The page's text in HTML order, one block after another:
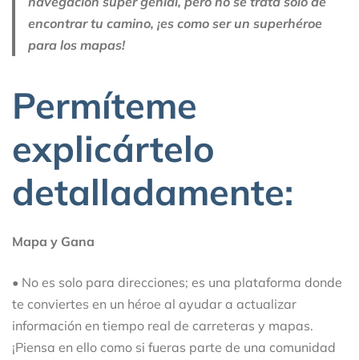
encontrar tu camino, ¡es como ser un superhéroe
para los mapas!
Permíteme
explicártelo
detalladamente:
Mapa y Gana
• No es solo para direcciones; es una plataforma donde
te conviertes en un héroe al ayudar a actualizar
información en tiempo real de carreteras y mapas.
¡Piensa en ello como si fueras parte de una comunidad